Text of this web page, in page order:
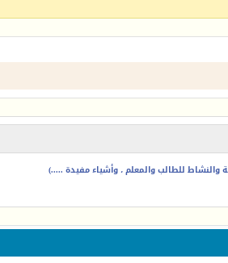
والنشاط للطالب والمعلم ، وأشياء مفيدة .....)